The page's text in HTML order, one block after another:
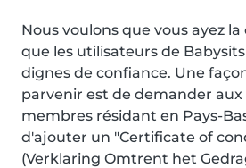
Nous voulons que vous ayez
que les utilisateurs de
dignes de confiance. Une
parvenir est de demander aux
membres résidant en Pays-
d'ajouter un "Certificate of
(Verklaring Omtrent het